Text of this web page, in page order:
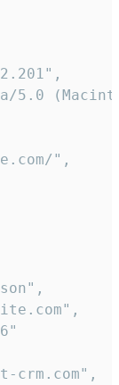
5.0
",
crm.com",